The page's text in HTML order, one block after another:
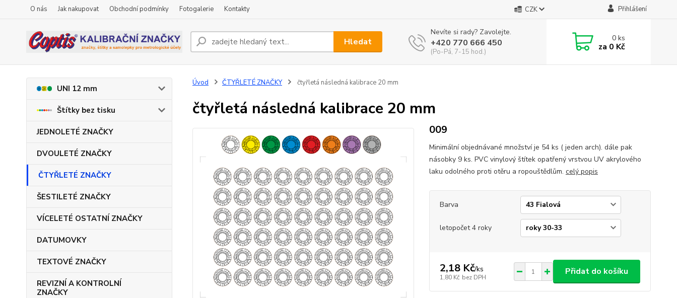
O nás Jak nakupovat Obchodní podmínky Fotogalerie Kontakty CZK Přihlášení
Hledat
Nevíte si rady? Zavolejte.
+420 770 666 450
(Po-Pá, 7-15 hod.)
0ks
za 0 Kč
UNI 12 mm
Štítky bez tisku
JEDNOLETÉ ZNAČKY
DVOULETÉ ZNAČKY
ČTYŘLETÉ ZNAČKY
ŠESTILETÉ ZNAČKY
VÍCELETÉ OSTATNÍ ZNAČKY
DATUMOVKY
TEXTOVÉ ZNAČKY
REVIZNÍ A KONTROLNÍ
ZNAČKY
Úvod ČTYŘLETÉ ZNAČKY čtyřletá následná kalibrace 20 mm
čtyřletá následná kalibrace 20 mm
009
Minimální objednávané množství je 54 ks ( jeden arch). dále pak
násobky 9 ks. PVC vinylový štítek opatřený vrstvou UV akrylového
laku odolného proti otěru a ropouštědlům. celý popis
Barva
letopočet 4 roky
2,18 Kč/ks
1,80 Kč bez DPH
Přidat do košíku